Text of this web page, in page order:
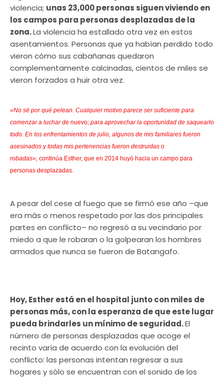
violencia; unas 23,000 personas siguen viviendo en
los campos para personas desplazadas de la
zona.La violencia ha estallado otra vez en estos
asentamientos. Personas que ya habían perdido todo
vieron cómo sus cabañanas quedaron
complementamente calcinadas, cientos de miles se
vieron forzados a huir otra vez.
«No sé por qué pelean. Cualquier motivo parece ser suficiente para
comenzar a luchar de nuevo; para aprovechar la oportunidad de saquearlo
todo. En los enfrentamientos de julio, algunos de mis familiares fueron
asesinados y todas mis pertenencias fueron destruidas o
robadas», continúa Esther, que en 2014 huyó hacia un campo para
personas desplazadas.
A pesar del cese al fuego que se firmó ese año –que
era más o menos respetado por las dos principales
partes en conflicto– no regresó a su vecindario por
miedo a que le robaran o la golpearan los hombres
armados que nunca se fueron de Batangafo.
Hoy, Esther está en el hospital junto con miles de
personas más, con la esperanza de que este lugar
pueda brindarles un mínimo de seguridad.El
número de personas desplazadas que acoge el
recinto varía de acuerdo con la evolución del
conflicto: las personas intentan regresar a sus
hogares y sólo se encuentran con el sonido de los